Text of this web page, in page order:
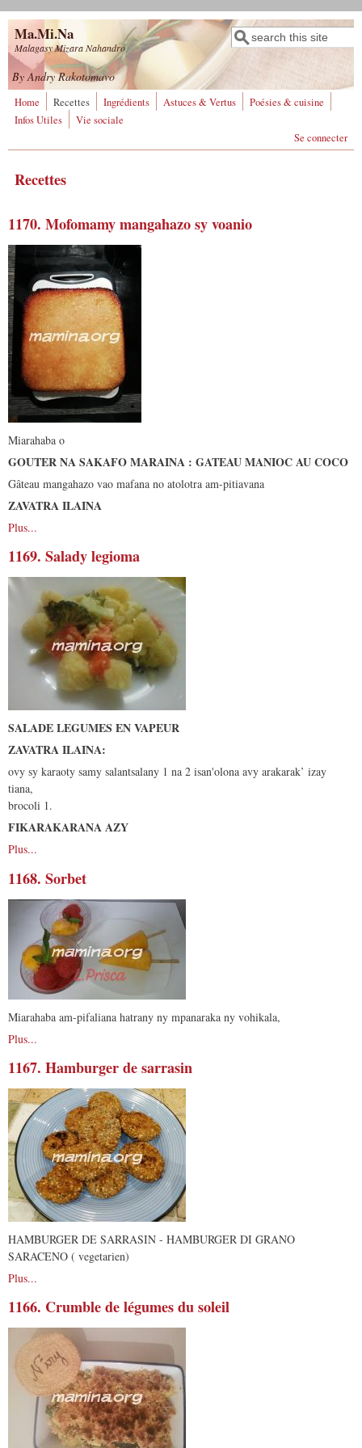
Aller au contenu principal
Ma.Mi.Na
Malagasy Mizara Nahandro
Formulaire de
recherche
Rechercher
By Andry Rakotomavo
Home Recettes Ingrédients Astuces & Vertus
Poésies & cuisine
Infos Utiles
Vie sociale
Se connecter
Recettes
1170. Mofomamy mangahazo sy voanio
Miarahaba o
GOUTER NA SAKAFO MARAINA : GATEAU MANIOC AU COCO
Gâteau mangahazo vao mafana no atolotra am-pitiavana
ZAVATRA ILAINA
Plus...
1169. Salady legioma
SALADE LEGUMES EN VAPEUR
ZAVATRA ILAINA:
ovy sy karaoty samy salantsalany 1 na 2 isan'olona avy arakarak’ izay
tiana,
brocoli 1.
FIKARAKARANA AZY
Plus...
1168. Sorbet
Miarahaba am-pifaliana hatrany ny mpanaraka ny vohikala,
Plus...
1167. Hamburger de sarrasin
HAMBURGER DE SARRASIN - HAMBURGER DI GRANO
SARACENO ( vegetarien)
Plus...
1166. Crumble de légumes du soleil